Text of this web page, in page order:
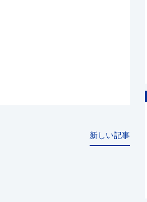
新しい記事